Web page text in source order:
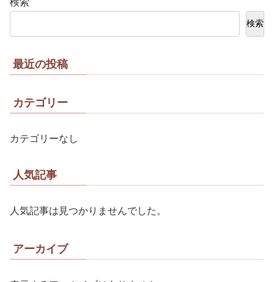
検索
検索
最近の投稿
カテゴリー
カテゴリーなし
人気記事
人気記事は見つかりませんでした。
アーカイブ